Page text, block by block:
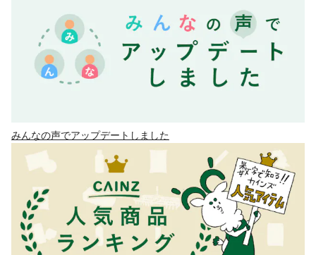
みんなの声でアップデートしました